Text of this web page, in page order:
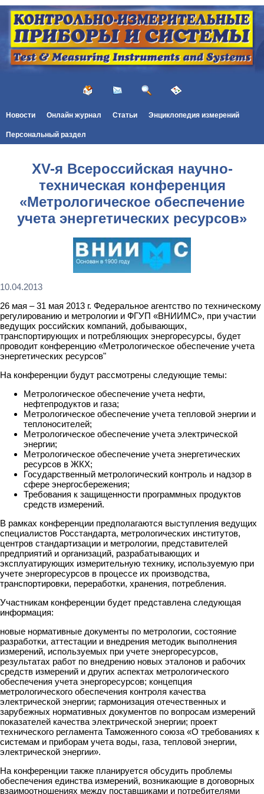
Новости Онлайн журнал Статьи Энциклопедия измерений
Персональный раздел
XV-я Всероссийская научно-
техническая конференция
«Метрологическое обеспечение
учета энергетических ресурсов»
10.04.2013
26 мая – 31 мая 2013 г. Федеральное агентство по техническому
регулированию и метрологии и ФГУП «ВНИИМС», при участии
ведущих российских компаний, добывающих,
транспортирующих и потребляющих энергоресурсы, будет
проводит конференцию «Метрологическое обеспечение учета
энергетических ресурсов"
На конференции будут рассмотрены следующие темы:
Метрологическое обеспечение учета нефти,
нефтепродуктов и газа;
Метрологическое обеспечение учета тепловой энергии и
теплоносителей;
Метрологическое обеспечение учета электрической
энергии;
Метрологическое обеспечение учета энергетических
ресурсов в ЖКХ;
Государственный метрологический контроль и надзор в
сфере энергосбережения;
Требования к защищенности программных продуктов
средств измерений.
В рамках конференции предполагаются выступления ведущих
специалистов Росстандарта, метрологических институтов,
центров стандартизации и метрологии, представителей
предприятий и организаций, разрабатывающих и
эксплуатирующих измерительную технику, используемую при
учете энергоресурсов в процессе их производства,
транспортировки, переработки, хранения, потребления.
Участникам конференции будет представлена следующая
информация:
новые нормативные документы по метрологии, состояние
разработки, аттестации и внедрения методик выполнения
измерений, используемых при учете энергоресурсов,
результатах работ по внедрению новых эталонов и рабочих
средств измерений и других аспектах метрологического
обеспечения учета энергоресурсов; концепция
метрологического обеспечения контроля качества
электрической энергии; гармонизация отечественных и
зарубежных нормативных документов по вопросам измерений
показателей качества электрической энергии; проект
технического регламента Таможенного союза «О требованиях к
системам и приборам учета воды, газа, тепловой энергии,
электрической энергии».
На конференции также планируется обсудить проблемы
обеспечения единства измерений, возникающие в договорных
взаимоотношениях между поставщиками и потребителями